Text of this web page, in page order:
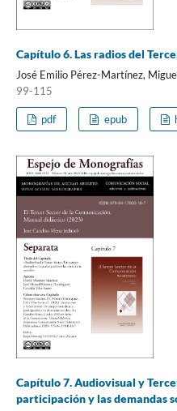
Capítulo 6. Las radios del
José Emilio Pérez-Martínez,
99-115
pdf epub
Capítulo 7. Audiovisual y
participación y las demandas